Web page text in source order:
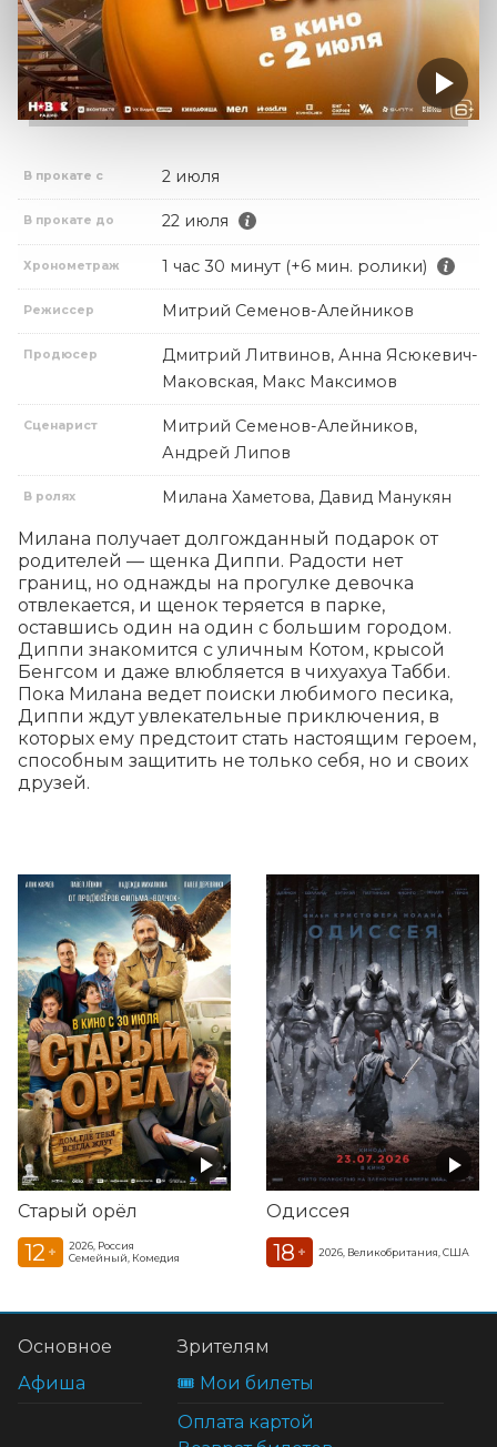
В прокате с 2 июля
В прокате до 22 июля
Хронометраж 1 час 30 минут (+6 мин. ролики)
Режиссер Митрий Семенов-Алейников
Продюсер
Дмитрий Литвинов, Анна Ясюкевич-
Маковская, Макс Максимов
Сценарист
Митрий Семенов-Алейников,
Андрей Липов
В ролях Милана Хаметова, Давид Манукян
Милана получает долгожданный подарок от
родителей — щенка Диппи. Радости нет
границ, но однажды на прогулке девочка
отвлекается, и щенок теряется в парке,
оставшись один на один с большим городом.
Диппи знакомится с уличным Котом, крысой
Бенгсом и даже влюбляется в чихуахуа Табби.
Пока Милана ведет поиски любимого песика,
Диппи ждут увлекательные приключения, в
которых ему предстоит стать настоящим героем,
способным защитить не только себя, но и своих
друзей.
Старый орёл
12 +
2026, Россия
Семейный, Комедия
Одиссея
18 + 2026, Великобритания, США
Основное
Афиша
Зрителям
🎟️ Мои билеты
Оплата картой